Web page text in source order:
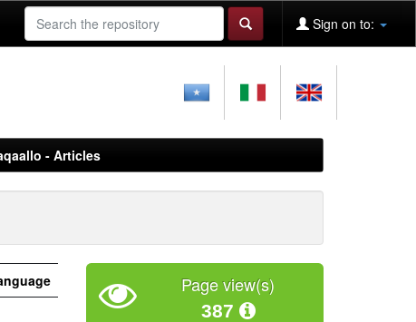
Sign on to:
- Articles
Page view(s)
387